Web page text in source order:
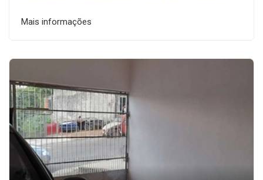
Mais informações